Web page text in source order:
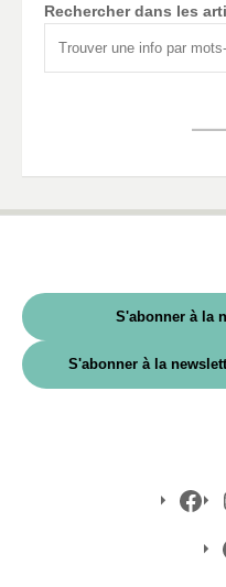
Rechercher dans les
S'abonner à la
S'abonner à la